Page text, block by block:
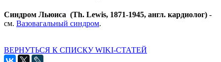
Синдром Льюиса (Th. Lewis, 1871-1945, англ. кардиолог) -
см. Вазовагальный синдром.
ВЕРНУТЬСЯ К СПИСКУ WIKI-СТАТЕЙ